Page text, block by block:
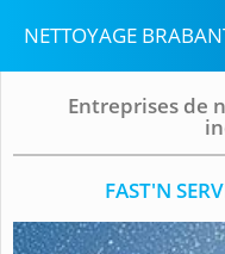
NETTOYAGE
Entreprises de
FAST'N